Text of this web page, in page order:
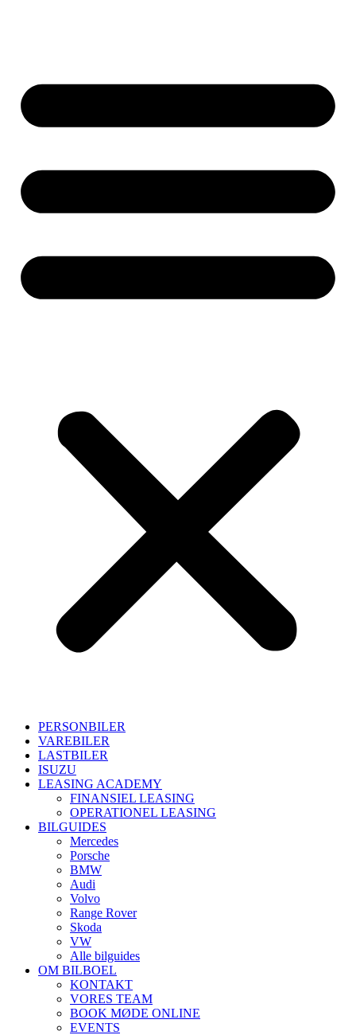
PERSONBILER
VAREBILER
LASTBILER
ISUZU
LEASING ACADEMY
FINANSIEL LEASING
OPERATIONEL LEASING
BILGUIDES
Mercedes
Porsche
BMW
Audi
Volvo
Range Rover
Skoda
VW
Alle bilguides
OM BILBOEL
KONTAKT
VORES TEAM
BOOK MØDE ONLINE
EVENTS